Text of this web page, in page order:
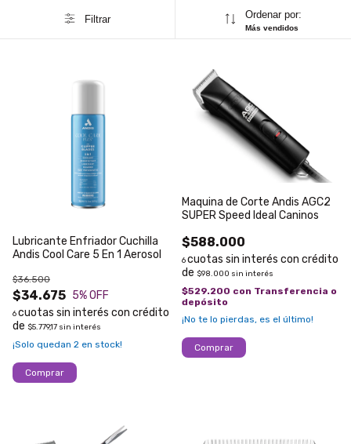
Filtrar Ordenar por:
Más vendidos
Lubricante Enfriador Cuchilla
Andis Cool Care 5 En 1 Aerosol
$34.675
$36.500
5% OFF
6
$5.779,17 sin interés
¡Solo quedan 2 en stock!
Maquina de Corte Andis AGC2
SUPER Speed Ideal Caninos
$588.000
6
$98.000 sin interés
$529.200 con Transferencia o
depósito
¡No te lo pierdas, es el último!